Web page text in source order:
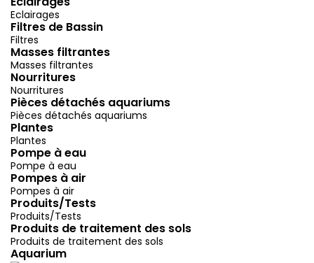
Eclairages
Filtres de Bassin
Filtres
Masses filtrantes
Masses filtrantes
Nourritures
Nourritures
Pièces détachés aquariums
Pièces détachés aquariums
Plantes
Plantes
Pompe à eau
Pompe à eau
Pompes à air
Pompes à air
Produits/Tests
Produits/Tests
Produits de traitement des sols
Produits de traitement des sols
Aquarium